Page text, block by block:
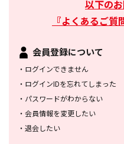
以下の
『よくあるご
会員登録について
・ ログインできません
・ ログインIDを忘れてしまった
・ パスワードがわからない
・ 会員情報を変更したい
・ 退会したい